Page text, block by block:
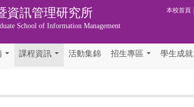
資訊管理研究所
School of Information Management
本校首頁
課程資訊 活動集錦 招生專區 學生成就